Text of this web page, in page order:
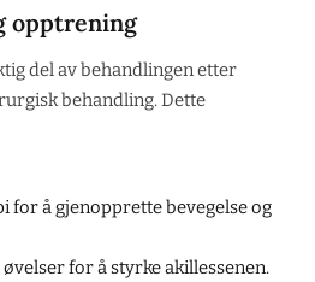
opptrening
del av behandlingen etter
behandling. Dette
for å gjenopprette bevegelse og
øvelser for å styrke akillessenen.